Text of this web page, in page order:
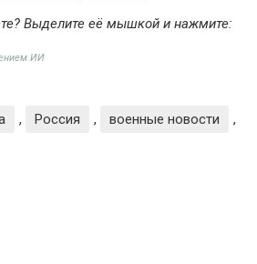
Выделите её мышкой и нажмите:
ИИ
, Россия , военные новости
,